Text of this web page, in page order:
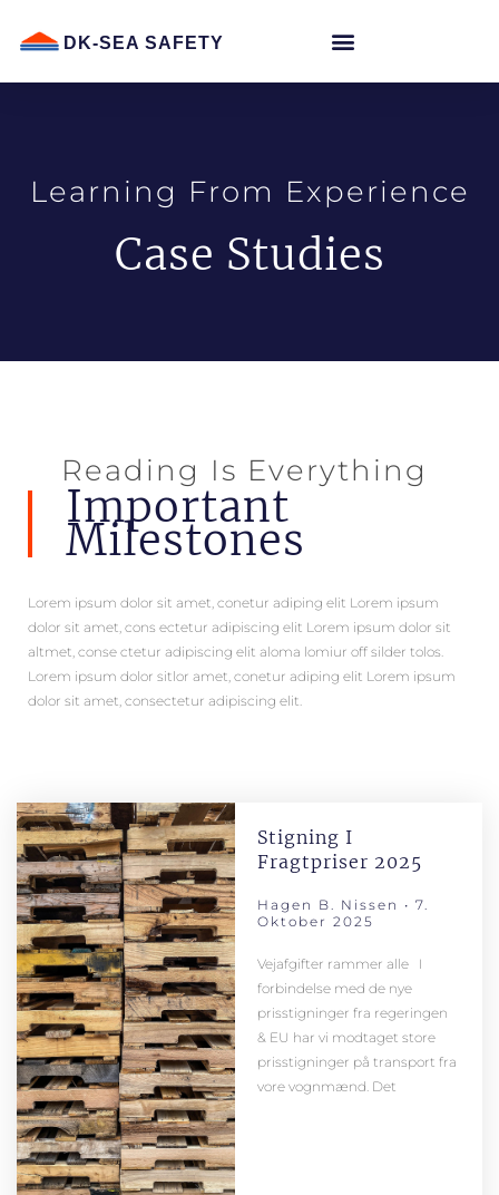
DK-SEA SAFETY
Learning From Experience
Case Studies
Reading Is Everything
Important
Milestones
Lorem ipsum dolor sit amet, conetur adiping elit Lorem ipsum
dolor sit amet, cons ectetur adipiscing elit Lorem ipsum dolor sit
altmet, conse ctetur adipiscing elit aloma lomiur off silder tolos.
Lorem ipsum dolor sitlor amet, conetur adiping elit Lorem ipsum
dolor sit amet, consectetur adipiscing elit.
Stigning I
Fragtpriser 2025
Hagen B. Nissen
7.
Oktober 2025
Vejafgifter rammer alle I
forbindelse med de nye
prisstigninger fra regeringen
& EU har vi modtaget store
prisstigninger på transport fra
vore vognmænd. Det